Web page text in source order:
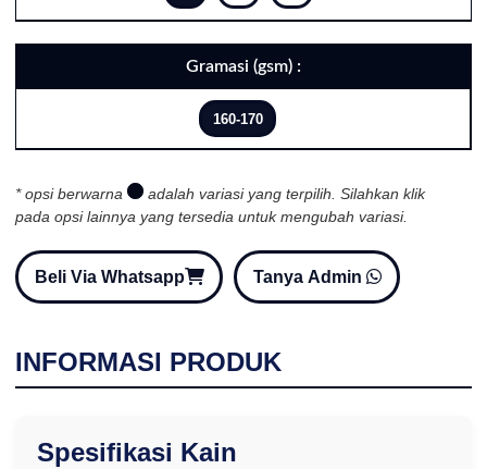
Gramasi (gsm) :
160-170
* opsi berwarna
adalah variasi yang terpilih. Silahkan klik
pada opsi lainnya yang tersedia untuk mengubah variasi.
Beli Via Whatsapp Tanya Admin
INFORMASI PRODUK
Spesifikasi Kain